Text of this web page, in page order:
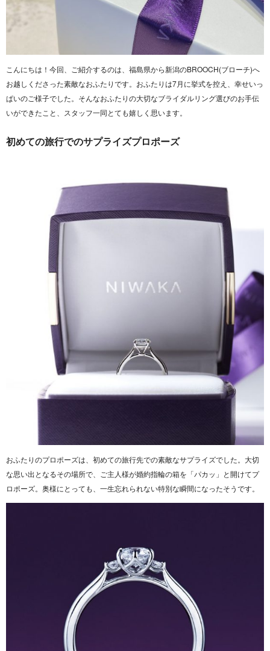
こんにちは！今回、ご紹介するのは、福島県から新潟のBROOCH(ブローチ)へ
お越しくださった素敵なおふたりです。おふたりは7月に挙式を控え、幸せいっ
ぱいのご様子でした。そんなおふたりの大切なブライダルリング選びのお手伝
いができたこと、スタッフ一同とても嬉しく思います。
初めての旅行でのサプライズプロポーズ
おふたりのプロポーズは、初めての旅行先での素敵なサプライズでした。大切
な思い出となるその場所で、ご主人様が婚約指輪の箱を「パカッ」と開けてプ
ロポーズ。奥様にとっても、一生忘れられない特別な瞬間になったそうです。